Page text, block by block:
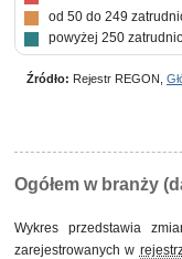
od 50 do 249
powyżej 250
Źródło: Rejestr REGON,
Ogółem w branży
Wykres przedstawia
zarejestrowanych w